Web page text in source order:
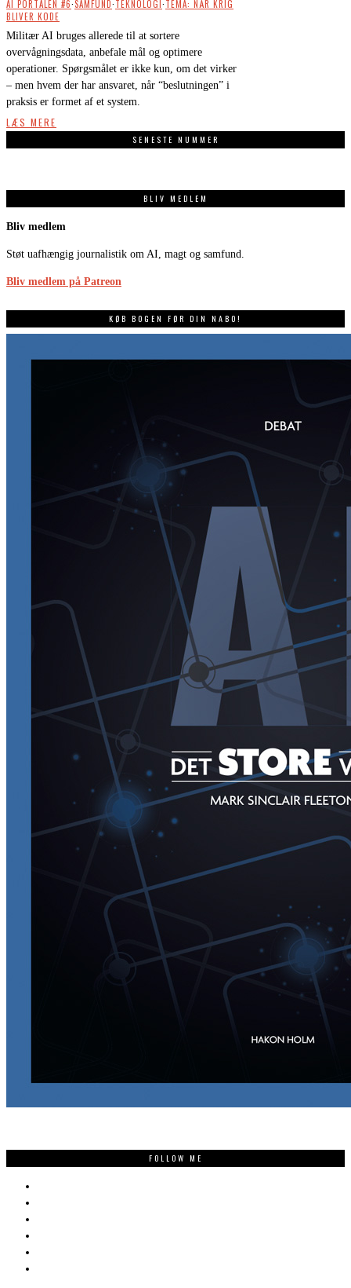
AI PORTALEN #6·SAMFUND·TEKNOLOGI ·TEMA: NÅR KRIG
BLIVER KODE
Militær AI bruges allerede til at sortere
overvågningsdata, anbefale mål og optimere
operationer. Spørgsmålet er ikke kun, om det virker
– men hvem der har ansvaret, når “beslutningen” i
praksis er formet af et system.
LÆS MERE
SENESTE NUMMER
BLIV MEDLEM
Bliv medlem
Støt uafhængig journalistik om AI, magt og samfund.
Bliv medlem på Patreon
KØB BOGEN FØR DIN NABO!
FOLLOW ME